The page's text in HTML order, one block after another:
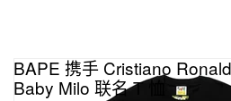
BAPE 携手 Cristiano
Baby Milo 联名 T 恤